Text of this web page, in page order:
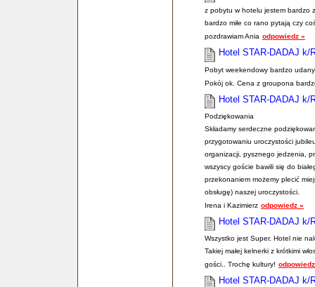
z pobytu w hotelu jestem bardzo
bardzo miłe co rano pytają czy
pozdrawiam Ania odpowiedz »
Hotel STAR-DADAJ k/
Pobyt weekendowy bardzo
Pokój ok. Cena z groupona
Hotel STAR-DADAJ k/
Podziękowania
Składamy serdeczne
przygotowaniu uroczystości
organizacji, pysznego jedzenia,
wszyscy goście bawili się do
przekonaniem możemy plecić
obsługę) naszej uroczystości.
Irena i Kazimierz odpowiedz »
Hotel STAR-DADAJ k/
Wszystko jest Super. Hotel nie
Takiej małej kelnerki z krótkimi
gości.. Trochę kultury!
Hotel STAR-DADAJ k/